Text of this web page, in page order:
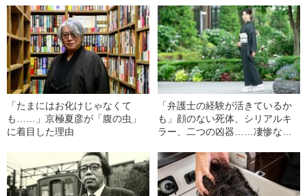
るまで
「たまにはお化けじゃなくて
も……」京極夏彦が「腹の虫」
に着目した理由
「弁護士の経験が活きているか
も」顔のない死体、シリアルキ
ラー、二つの凶器……凄惨な殺
テリ